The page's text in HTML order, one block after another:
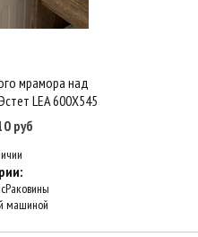
клик
мрамора над
LEA 600Х545
руб
Раковины
машиной